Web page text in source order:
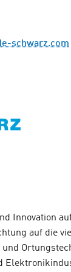
schwarz.com
Innovation
auf die